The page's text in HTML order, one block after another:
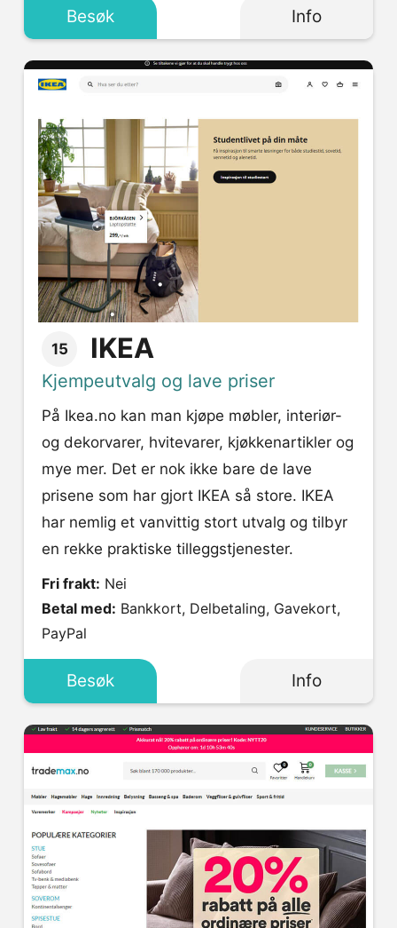
Besøk Info
15 IKEA
Kjempeutvalg og lave priser
På Ikea.no kan man kjøpe møbler, interiør-
og dekorvarer, hvitevarer, kjøkkenartikler og
mye mer. Det er nok ikke bare de lave
prisene som har gjort IKEA så store. IKEA
har nemlig et vanvittig stort utvalg og tilbyr
en rekke praktiske tilleggstjenester.
Fri frakt: Nei
Betal med:
PayPal
Besøk Info